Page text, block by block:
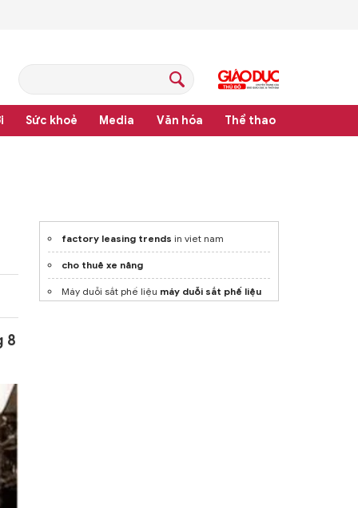
Sức khoẻ Media Văn hóa Thể thao
luật
8
factory leasing trends in viet nam
cho thuê xe nâng
Máy duỗi sắt phế liệu máy duỗi sắt phế liệu